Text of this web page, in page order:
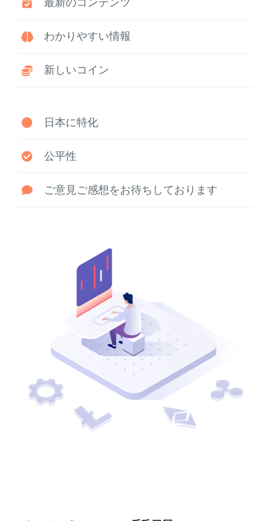
わかりやすい情報
新しいコイン
日本に特化
公平性
ご意見ご感想をお待ちしております